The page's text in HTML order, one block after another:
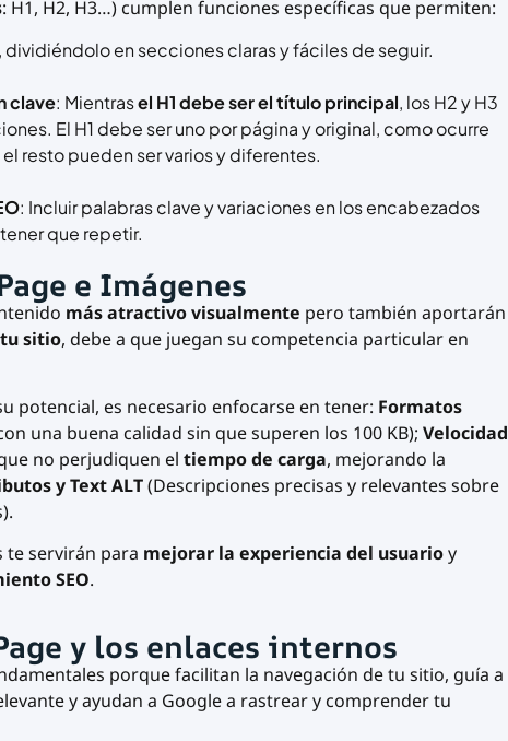
: H1, H2, H3…) cumplen funciones específicas que permiten:
dividiéndolo en secciones claras y fáciles de seguir.
clave: Mientrasel H1 debe ser el título principal, los H2 y H3
El H1 debe ser uno por página y original, como ocurre
resto pueden ser varios y diferentes.
: Incluir palabras clave y variaciones en los encabezados
que repetir.
e Imágenes
más atractivo visualmente pero también aportarán
sitio, debe a que juegan su competencia particular en
potencial, es necesario enfocarse en tener: Formatos
una buena calidad sin que superen los 100 KB); Velocidad
no perjudiquen el tiempo de carga, mejorando la
y Text ALT(Descripciones precisas y relevantes sobre
te servirán para mejorar la experiencia del usuarioy
SEO.
y los enlaces internos
porque facilitan la navegación de tu sitio, guía a
y ayudan a Google a rastrear y comprender tu